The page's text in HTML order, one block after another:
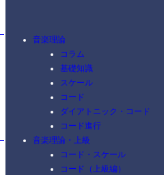
音楽理論
コラム
基礎知識
スケール
コード
ダイアトニック・コード
コード進行
音楽理論・上級
コード・スケール
コード（上級編）